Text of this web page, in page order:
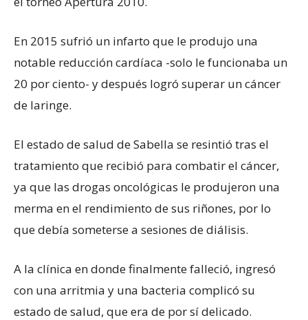
En 2015 sufrió un infarto que le produjo una
notable reducción cardíaca -solo le funcionaba un
20 por ciento- y después logró superar un cáncer
de laringe.
El estado de salud de Sabella se resintió tras el
tratamiento que recibió para combatir el cáncer,
ya que las drogas oncológicas le produjeron una
merma en el rendimiento de sus riñones, por lo
que debía someterse a sesiones de diálisis.
A la clínica en donde finalmente falleció, ingresó
con una arritmia y una bacteria complicó su
estado de salud, que era de por sí delicado.